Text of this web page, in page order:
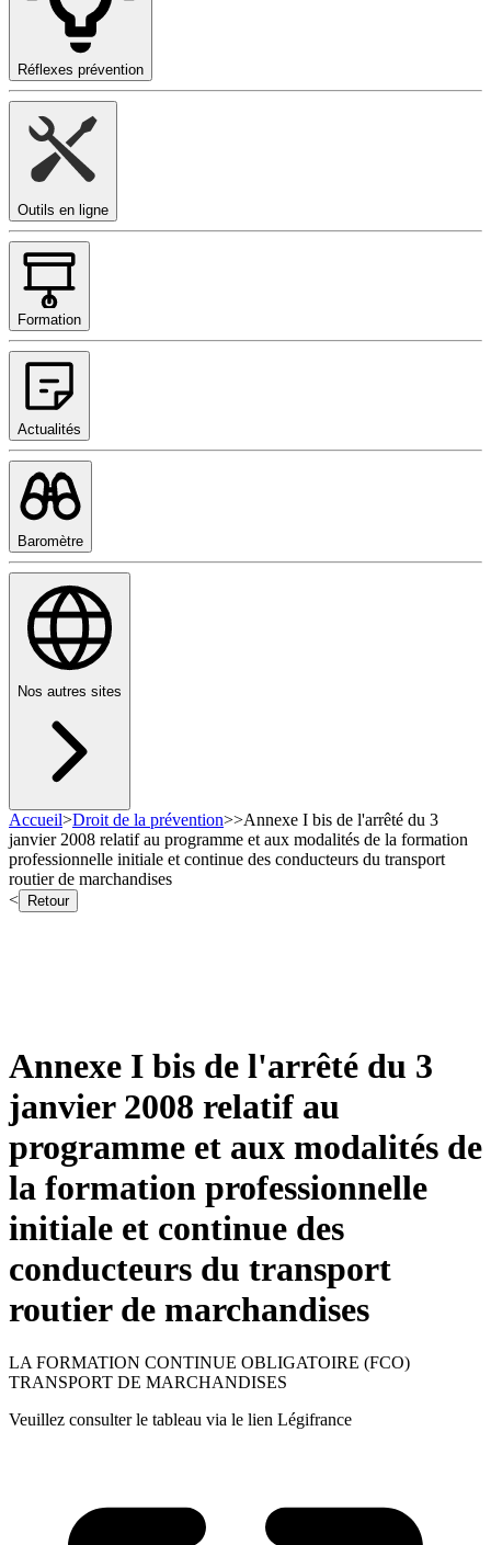
Réflexes prévention
Outils en ligne
Formation
Actualités
Baromètre
Nos autres sites
Accueil>Droit de la prévention>>Annexe I bis de l'arrêté du 3
janvier 2008 relatif au programme et aux modalités de la formation
professionnelle initiale et continue des conducteurs du transport
routier de marchandises
<
Retour
Annexe I bis de l'arrêté du 3
janvier 2008 relatif au
programme et aux modalités de
la formation professionnelle
initiale et continue des
conducteurs du transport
routier de marchandises
LA FORMATION CONTINUE OBLIGATOIRE (FCO)
TRANSPORT DE MARCHANDISES
Veuillez consulter le tableau via le lien Légifrance